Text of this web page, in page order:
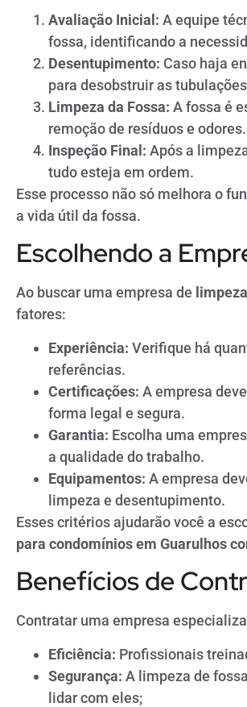
Avaliação Inicial: A equipe
fossa, identificando a
Desentupimento: Caso haja
para desobstruir as
Limpeza da Fossa: A fossa é
remoção de resíduos e odores.
Inspeção Final: Após a
tudo esteja em ordem.
Esse processo não só melhora o
a vida útil da fossa.
Escolhendo a
Ao buscar uma empresa de
fatores:
Experiência: Verifique há
referências.
Certificações: A empresa
forma legal e segura.
Garantia: Escolha uma
a qualidade do trabalho.
Equipamentos: A empresa
limpeza e desentupimento.
Esses critérios ajudarão você a
para condomínios em Guarulhos
Benefícios de
Contratar uma empresa
Eficiência: Profissionais
Segurança: A limpeza de
lidar com eles;